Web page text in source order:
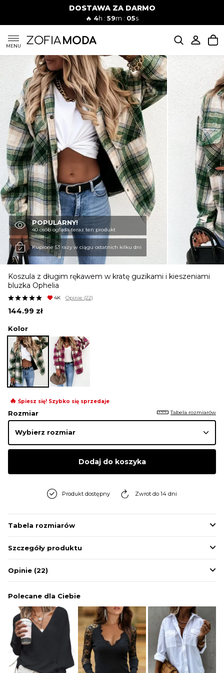
DOSTAWA ZA DARMO
🔥 4h : 59m : 04s
MENU
SUKIENKI
KOMPLETY
JEANSY
SZORTY
MODA PLAŻOWA
BLUZKI
KURTKI I PŁASZCZE
SPÓDNICE
KOMBINEZONY
DRESY
MARYNARKI
SWETRY
BIELIZNA
POPULARNY!
40 osób ogląda teraz ten produkt
Kupione 53 razy w ciągu ostatnich kilku dni
Koszula z długim rękawem w kratę guzikami i kieszeniami
bluzka Ophelia
4K Opinie (22)
144.99 zł
Kolor
🔥 Śpiesz się! Szybko się sprzedaje
Rozmiar Tabela rozmiarów
Dodaj do koszyka
Produkt dostępny Zwrot do 14 dni
Tabela rozmiarów
Szczegóły produktu
Opinie (22)
Polecane dla Ciebie